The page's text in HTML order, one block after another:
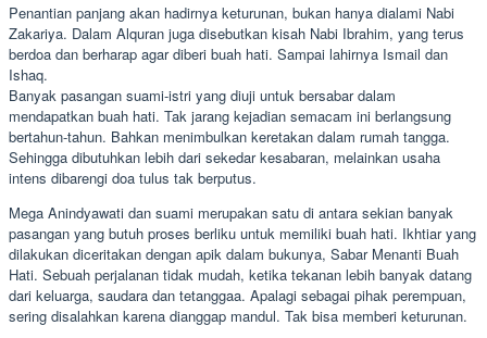
Penantian panjang akan hadirnya keturunan, bukan hanya dialami Nabi
Zakariya. Dalam Alquran juga disebutkan kisah Nabi Ibrahim, yang terus
berdoa dan berharap agar diberi buah hati. Sampai lahirnya Ismail dan
Ishaq.
Banyak pasangan suami-istri yang diuji untuk bersabar dalam
mendapatkan buah hati. Tak jarang kejadian semacam ini berlangsung
bertahun-tahun. Bahkan menimbulkan keretakan dalam rumah tangga.
Sehingga dibutuhkan lebih dari sekedar kesabaran, melainkan usaha
intens dibarengi doa tulus tak berputus.
Mega Anindyawati dan suami merupakan satu di antara sekian banyak
pasangan yang butuh proses berliku untuk memiliki buah hati. Ikhtiar yang
dilakukan diceritakan dengan apik dalam bukunya, Sabar Menanti Buah
Hati. Sebuah perjalanan tidak mudah, ketika tekanan lebih banyak datang
dari keluarga, saudara dan tetanggaa. Apalagi sebagai pihak perempuan,
sering disalahkan karena dianggap mandul. Tak bisa memberi keturunan.